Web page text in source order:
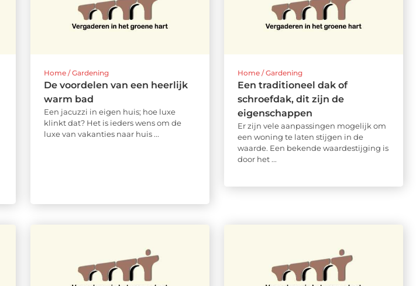
Home / Gardening
De voordelen van een heerlijk
warm bad
Een jacuzzi in eigen huis; hoe luxe
klinkt dat? Het is ieders wens om de
luxe van vakanties naar huis ...
Home / Gardening
Een traditioneel dak of
schroefdak, dit zijn de
eigenschappen
Er zijn vele aanpassingen mogelijk om
een woning te laten stijgen in de
waarde. Een bekende waardestijging is
door het ...